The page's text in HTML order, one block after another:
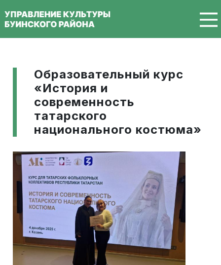
Образовательный курс
«История и
современность
татарского
национального костюма»